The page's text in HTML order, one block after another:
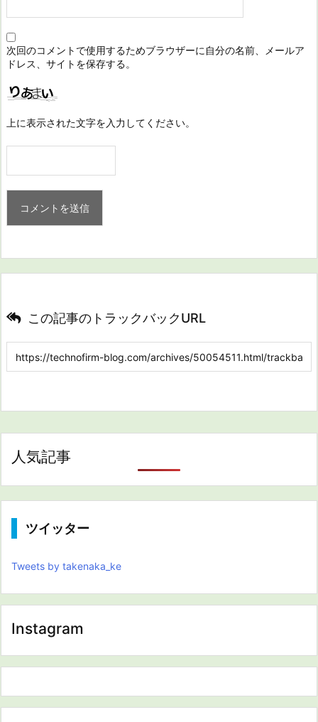
次回のコメントで使用するためブラウザーに自分の名前、メールア
ドレス、サイトを保存する。
上に表示された文字を入力してください。
この記事のトラックバックURL
人気記事
ツイッター
Tweets by takenaka_ke
Instagram